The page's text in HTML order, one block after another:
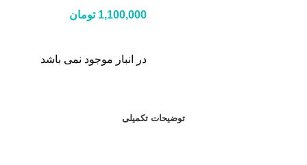
1,100,000 تومان
در انبار موجود نمی باشد
توضیحات تکمیلی